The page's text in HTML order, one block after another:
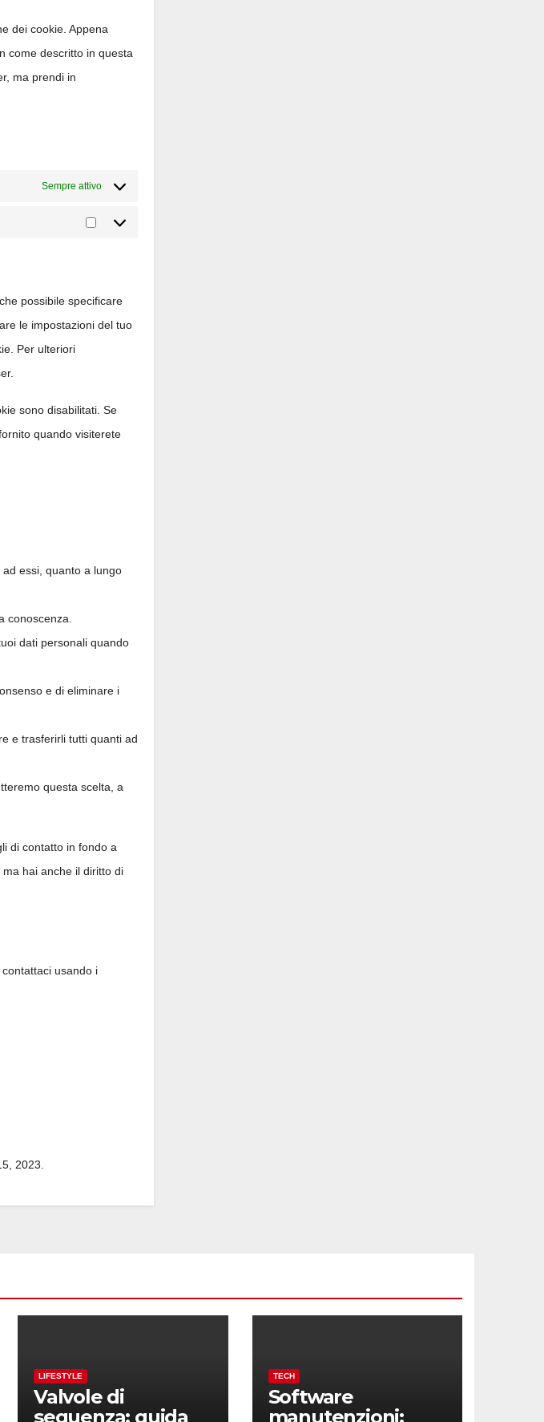
wordpress
dei cookie. Appena
come descritto in questa
ma prendi in
Sempre attivo
Marketing
possibile specificare
le impostazioni del tuo
Per ulteriori
sono disabilitati. Se
quando visiterete
essi, quanto a lungo
conoscenza.
dati personali quando
e di eliminare i
e trasferirli tutti quanti ad
questa scelta, a
di contatto in fondo a
hai anche il diritto di
usando i
2023.
LIFESTYLE
Valvole di
sequenza: guida
TECH
Software
manutenzioni: